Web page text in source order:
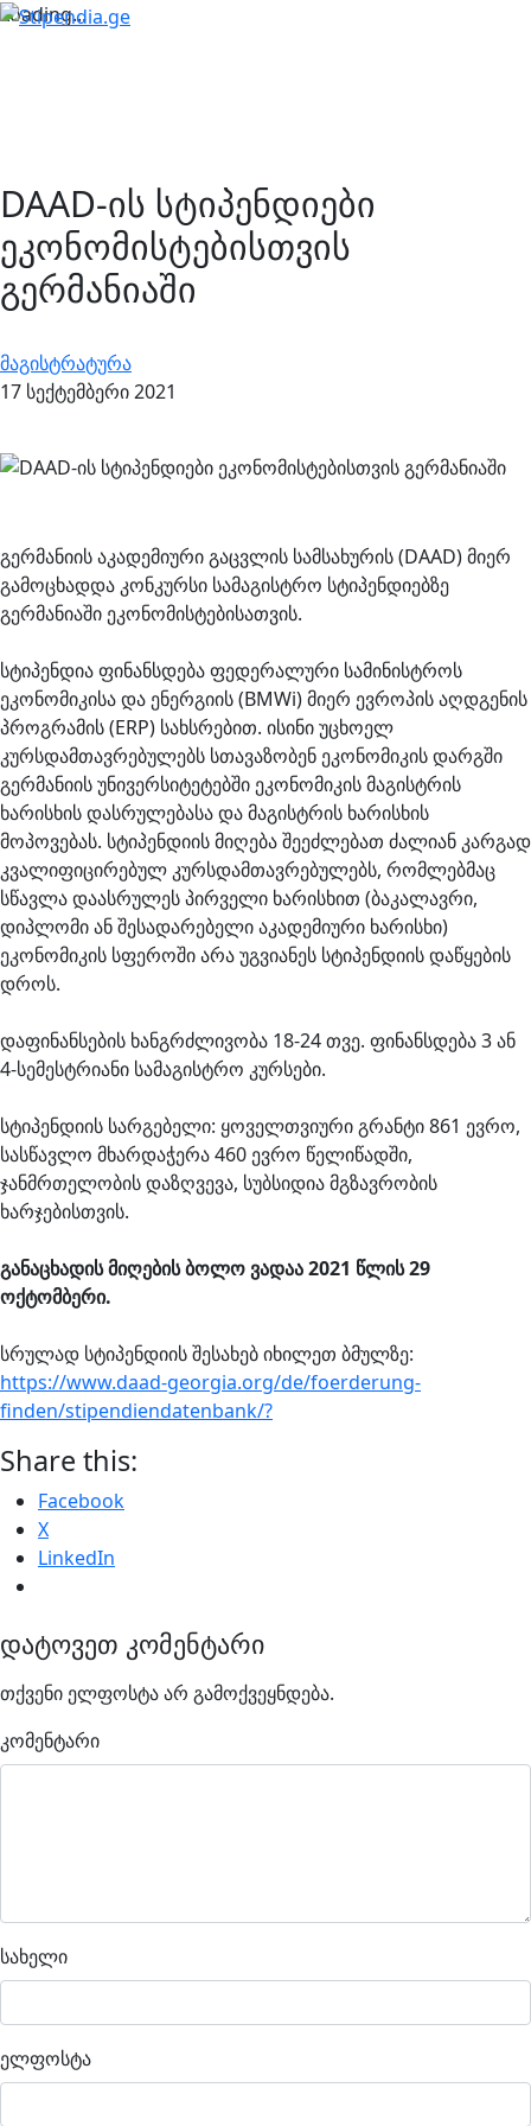
Loading...
DAAD-ის სტიპენდიები
ეკონომისტებისთვის
გერმანიაში
მაგისტრატურა
17 სექტემბერი 2021
გერმანიის აკადემიური გაცვლის სამსახურის (DAAD) მიერ
გამოცხადდა კონკურსი სამაგისტრო სტიპენდიებზე
გერმანიაში ეკონომისტებისათვის.
სტიპენდია ფინანსდება ფედერალური სამინისტროს
ეკონომიკისა და ენერგიის (BMWi) მიერ ევროპის აღდგენის
პროგრამის (ERP) სახსრებით. ისინი უცხოელ
კურსდამთავრებულებს სთავაზობენ ეკონომიკის დარგში
გერმანიის უნივერსიტეტებში ეკონომიკის მაგისტრის
ხარისხის დასრულებასა და მაგისტრის ხარისხის
მოპოვებას. სტიპენდიის მიღება შეეძლებათ ძალიან კარგად
კვალიფიცირებულ კურსდამთავრებულებს, რომლებმაც
სწავლა დაასრულეს პირველი ხარისხით (ბაკალავრი,
დიპლომი ან შესადარებელი აკადემიური ხარისხი)
ეკონომიკის სფეროში არა უგვიანეს სტიპენდიის დაწყების
დროს.
დაფინანსების ხანგრძლივობა 18-24 თვე. ფინანსდება 3 ან
4-სემესტრიანი სამაგისტრო კურსები.
სტიპენდიის სარგებელი: ყოველთვიური გრანტი 861 ევრო,
სასწავლო მხარდაჭერა 460 ევრო წელიწადში,
ჯანმრთელობის დაზღვევა, სუბსიდია მგზავრობის
ხარჯებისთვის.
განაცხადის მიღების ბოლო ვადაა 2021 წლის 29
ოქტომბერი.
სრულად სტიპენდიის შესახებ იხილეთ ბმულზე:
https://www.daad-georgia.org/de/foerderung-
finden/stipendiendatenbank/?
Share this:
Facebook
X
LinkedIn
დატოვეთ კომენტარი
თქვენი ელფოსტა არ გამოქვეყნდება.
კომენტარი
სახელი
ელფოსტა